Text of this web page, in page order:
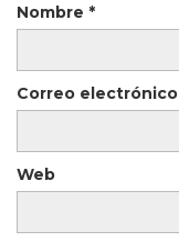
Nombre *
Correo electrónico
Web